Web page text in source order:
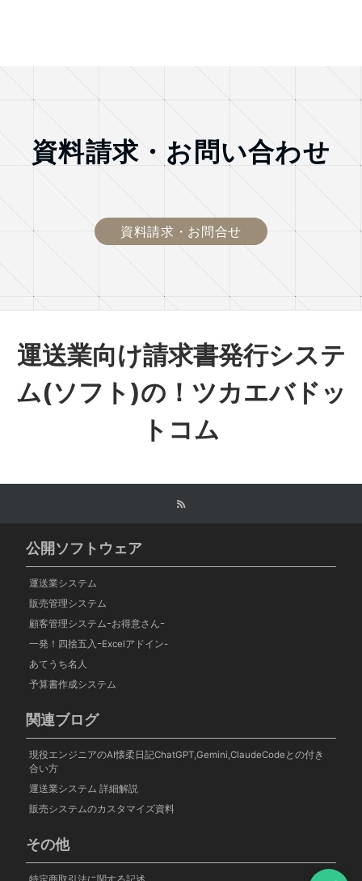
資料請求・お問い合わせ
資料請求・お問合せ
運送業向け請求書発行システ
ム(ソフト)の！ツカエバドッ
トコム
公開ソフトウェア
運送業システム
販売管理システム
顧客管理システムｰお得意さんｰ
一発！四捨五入ｰExcelアドイン-
あてうち名人
予算書作成システム
関連ブログ
現役エンジニアのAI懐柔日記ChatGPT,Gemini,ClaudeCodeとの付き
合い方
運送業システム 詳細解説
販売システムのカスタマイズ資料
その他